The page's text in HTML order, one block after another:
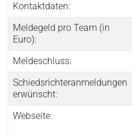
Kontaktdaten:
Meldegeld pro Team (in
Euro):
Meldeschluss:
Schiedsrichteranmeldungen
erwünscht:
Webseite: